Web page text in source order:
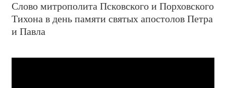
Слово митрополита Псковского и Порховского
Тихона в день памяти святых апостолов Петра
и Павла